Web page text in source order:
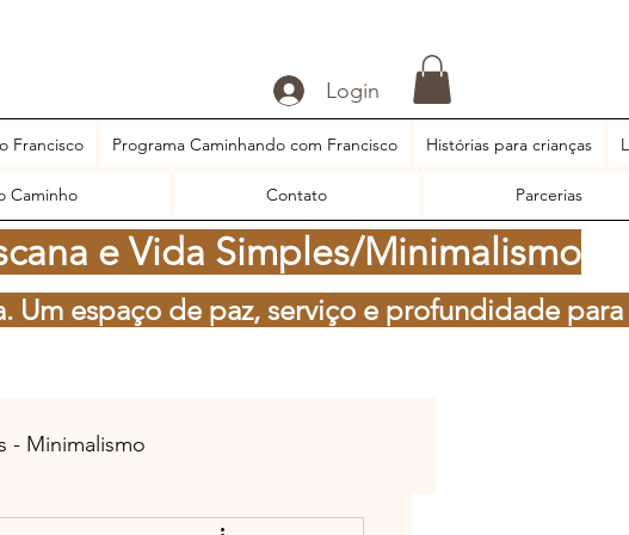
Login
Francisco Programa Caminhando com Francisco Histórias para crianças
Caminho Contato Parcerias
e Vida Simples/Minimalismo
espaço de paz, serviço e profundidade para
- Minimalismo